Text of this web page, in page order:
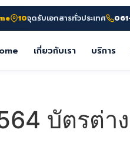
10จุดรับเอกสารทั่วประเทศ
เกี่ยวกับเรา บริการ
บัตรต่า